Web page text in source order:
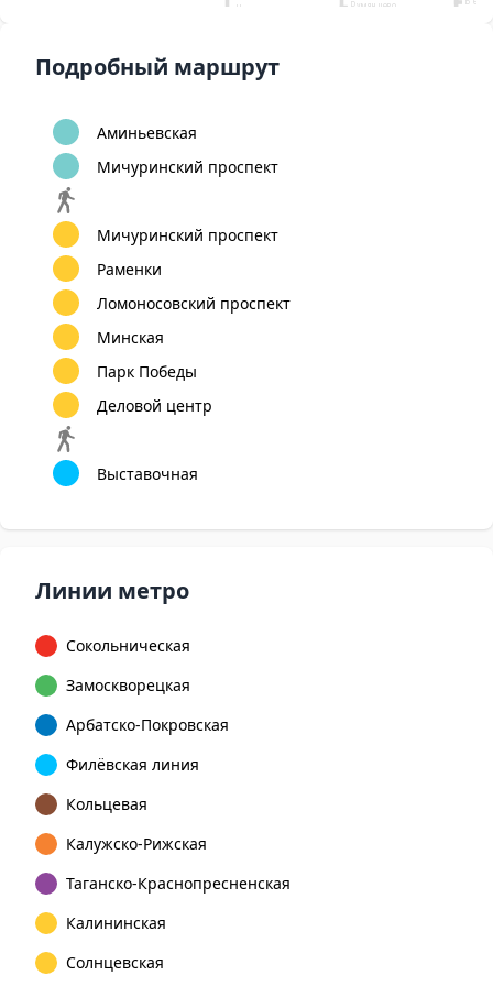
Румянцево
Пыхтино
Новопеределкино
Подробный маршрут
Аминьевская
Мичуринский проспект
Мичуринский проспект
Раменки
Ломоносовский проспект
Минская
Парк Победы
Деловой центр
Выставочная
Линии метро
Сокольническая
Замоскворецкая
Арбатско-Покровская
Филёвская линия
Кольцевая
Калужско-Рижская
Таганско-Краснопресненская
Калининская
Солнцевская